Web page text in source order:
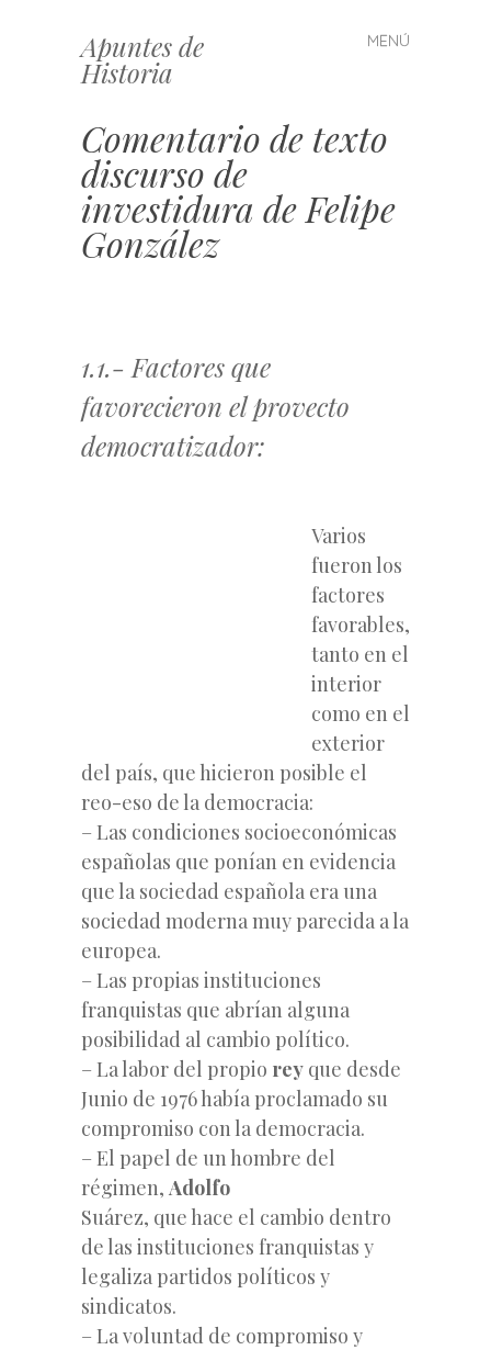
Apuntes de
Historia
MENÚ
Saltar
al
Comentario de texto
discurso de
investidura de Felipe
González
1.1.- Factores que
favorecieron el provecto
democratizador:
Varios
fueron los
factores
favorables,
tanto en el
interior
como en el
exterior
del país, que hicieron posible el
reo-eso de la democracia:
– Las condiciones socioeconómicas
españolas que ponían en evidencia
que la sociedad española era una
sociedad moderna muy parecida a la
europea.
– Las propias instituciones
franquistas que abrían alguna
posibilidad al cambio político.
– La labor del propio rey que desde
Junio de 1976 había proclamado su
compromiso con la democracia.
– El papel de un hombre del
régimen, Adolfo
Suárez, que hace el cambio dentro
de las instituciones franquistas y
legaliza partidos políticos y
sindicatos.
– La voluntad de compromiso y